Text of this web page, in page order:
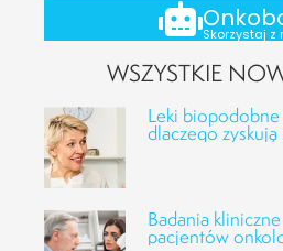
Skorzystaj z
WSZYSTKIE
Leki
dlaczego zyskują
Badania
pacjentów